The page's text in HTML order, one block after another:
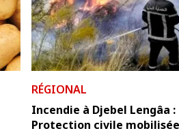
RÉGIONAL
Incendie à Djebel Lengâa :
Protection civile mobilisée